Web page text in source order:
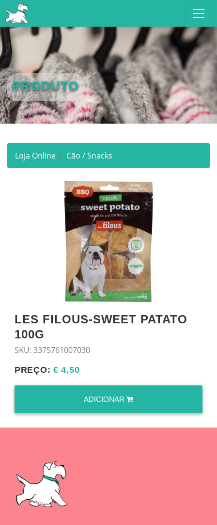
PRODUTO
Loja Online Cão / Snacks
LES FILOUS-SWEET PATATO
100G
SKU: 3375761007030
PREÇO:€ 4,50
ADICIONAR